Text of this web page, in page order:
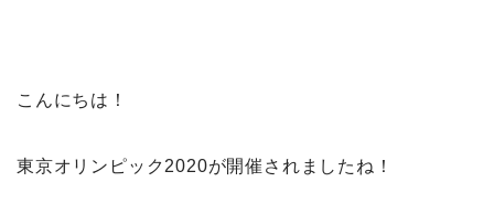
こんにちは！
東京オリンピック2020が開催されましたね！